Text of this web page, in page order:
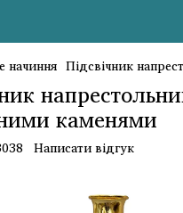
начиння Підсвічник
каменями
Написати відгук